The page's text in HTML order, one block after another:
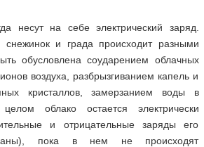
несут на себе электрический заряд.
снежинок и града происходит разными
обусловлена соударением облачных
воздуха, разбрызгиванием капель и
кристаллов, замерзанием воды в
облако остается электрически
и отрицательные заряды его
пока в нем не происходят